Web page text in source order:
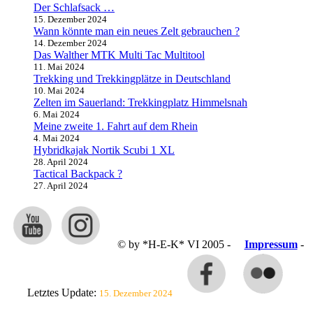
Der Schlafsack …
15. Dezember 2024
Wann könnte man ein neues Zelt gebrauchen ?
14. Dezember 2024
Das Walther MTK Multi Tac Multitool
11. Mai 2024
Trekking und Trekkingplätze in Deutschland
10. Mai 2024
Zelten im Sauerland: Trekkingplatz Himmelsnah
6. Mai 2024
Meine zweite 1. Fahrt auf dem Rhein
4. Mai 2024
Hybridkajak Nortik Scubi 1 XL
28. April 2024
Tactical Backpack ?
27. April 2024
© by *H-E-K* VI 2005 - Impressum-
Letztes Update: 15. Dezember 2024